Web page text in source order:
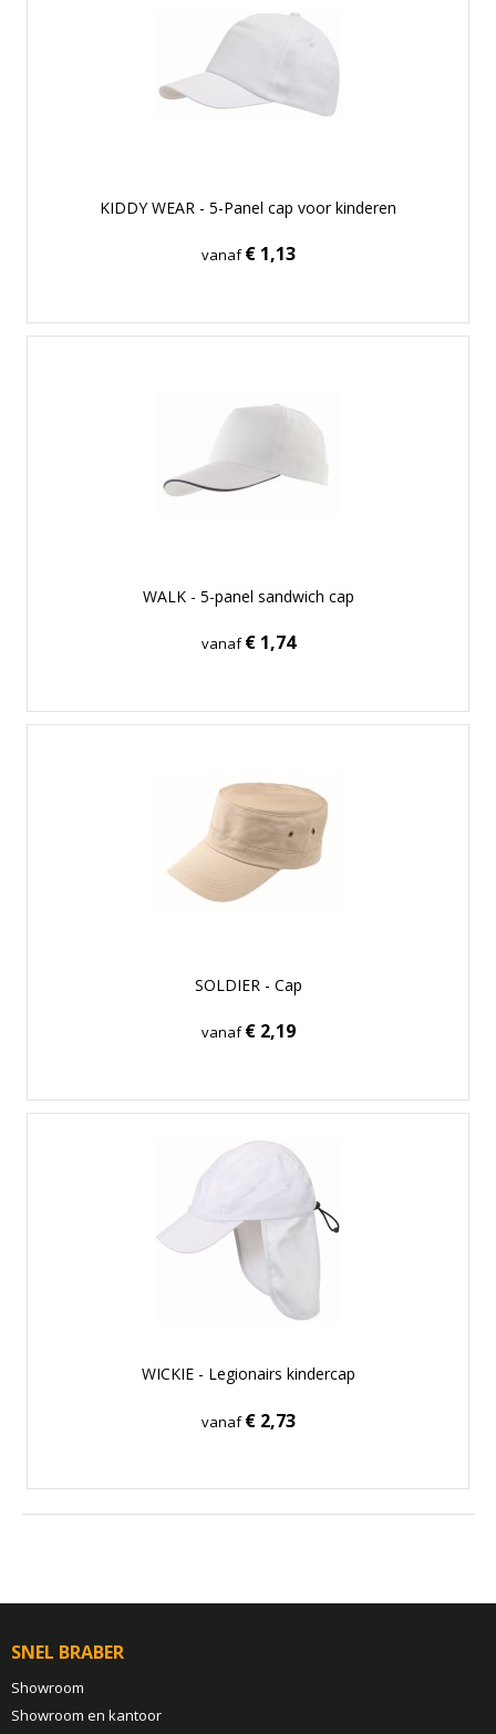
KIDDY WEAR - 5-Panel cap voor kinderen
vanaf€ 1,13
WALK - 5-panel sandwich cap
vanaf€ 1,74
SOLDIER - Cap
vanaf€ 2,19
WICKIE - Legionairs kindercap
vanaf€ 2,73
SNEL BRABER
Showroom
Showroom en kantoor